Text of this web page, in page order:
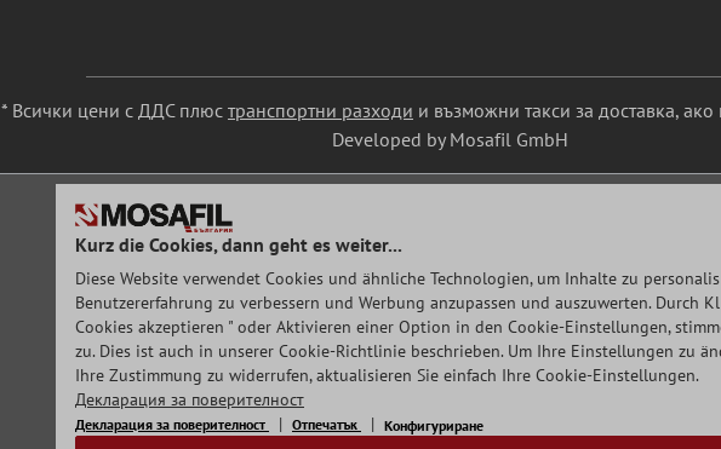
* Всички цени с ДДС плюс транспортни разходи и възможни такси за доставка,
Developed by Mosafil GmbH
Kurz die Cookies, dann geht es weiter...
Diese Website verwendet Cookies und ähnliche Technologien, um Inhalte zu
Benutzererfahrung zu verbessern und Werbung anzupassen und auszuwerten. Durch
Cookies akzeptieren " oder Aktivieren einer Option in den Cookie-Einstellungen,
zu. Dies ist auch in unserer Cookie-Richtlinie beschrieben. Um Ihre Einstellungen zu
Ihre Zustimmung zu widerrufen, aktualisieren Sie einfach Ihre Cookie-Einstellungen.
Декларация за поверителност
Декларация за поверителност Отпечатък Конфигуриране